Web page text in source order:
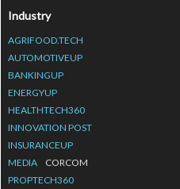
Industry
AGRIFOOD.TECH
AUTOMOTIVEUP
BANKINGUP
ENERGYUP
HEALTHTECH360
INNOVATION POST
INSURANCEUP
MEDIA
CORCOM
PROPTECH360